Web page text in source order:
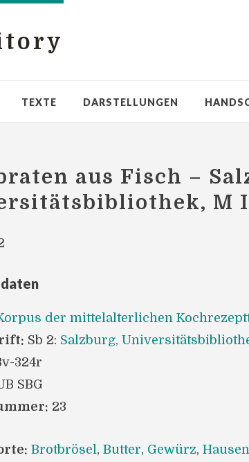
TEXTE DARSTELLUNGEN
aus Fisch –
M I
der mittelalterlichen
Sb 2: Salzburg,
324r
SBG
23
Brotbrösel,Butter, Gewürz,